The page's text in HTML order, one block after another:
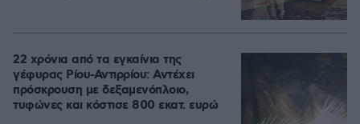
22 χρόνια από τα εγκαίνια της
γέφυρας Ρίου-Αντιρρίου: Αντέχει
πρόσκρουση με δεξαμενόπλοιο,
τυφώνες και κόστισε 800 εκατ. ευρώ